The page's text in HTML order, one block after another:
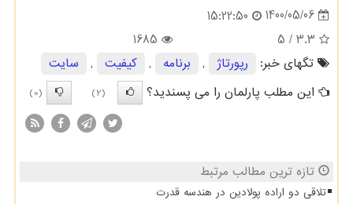
1400/05/06
15:22:50
3.3
/ 5
1685
تگهای خبر:
رپورتاژ , برنامه , كیفیت ,
سایت
این مطلب پارلمان را می پسندید؟
(2)
(0)
تازه ترین مطالب مرتبط
تلاقی دو اراده پولادین در هندسه قدرت